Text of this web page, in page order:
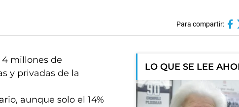
Para compartir:
4 millones de
y privadas de la
aunque solo el 14%
LO QUE SE LEE